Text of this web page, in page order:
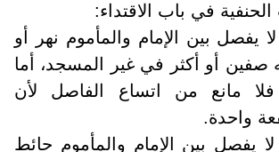
في باب الاقتداء:
يفصل بين الإمام والمأموم نهر أو
أو أكثر في غير المسجد، أما
مانع من اتساع الفاصل لأن
واحدة.
يفصل بين الإمام والمأموم حائط